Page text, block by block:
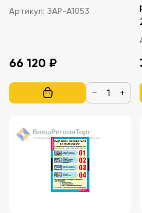
Артикул: ЗАР-А1053
66 120 ₽
− +